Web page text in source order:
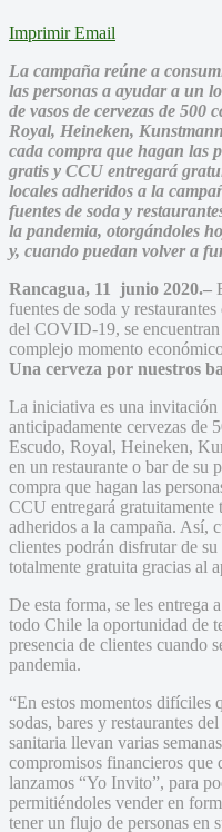
Imprimir Email
La campaña reúne a
las personas a ayudar a un
de vasos de cervezas de 500
Royal, Heineken,
cada compra que hagan las
gratis y CCU entregará
locales adheridos a la
fuentes de soda y
la pandemia, otorgándoles
y, cuando puedan volver a
Rancagua, 11 junio 2020.–
fuentes de soda y
del COVID-19, se
complejo momento
Una cerveza por nuestros
La iniciativa es una invitación
anticipadamente cervezas de
Escudo, Royal, Heineken,
en un restaurante o bar de su
compra que hagan las
CCU entregará gratuitamente
adheridos a la campaña. Así,
clientes podrán disfrutar de
totalmente gratuita gracias al
De esta forma, se les entrega
todo Chile la oportunidad de
presencia de clientes cuando
pandemia.
“En estos momentos difíciles
sodas, bares y restaurantes
sanitaria llevan varias
compromisos financieros que
lanzamos “Yo Invito”, para
permitiéndoles vender en
tener un flujo de personas en